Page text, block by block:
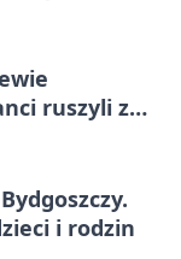
ruszyli z
i rodzin